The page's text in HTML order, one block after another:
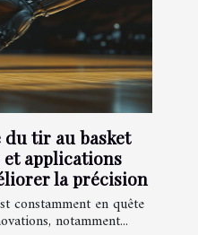
du tir au basket
et applications
la précision
constamment en quête
notamment...